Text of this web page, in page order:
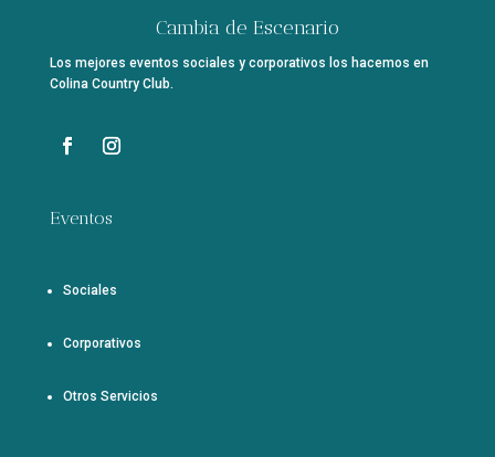
Cambia de Escenario
Los mejores eventos sociales y corporativos los hacemos en
Colina Country Club.
Eventos
Sociales
Corporativos
Otros Servicios